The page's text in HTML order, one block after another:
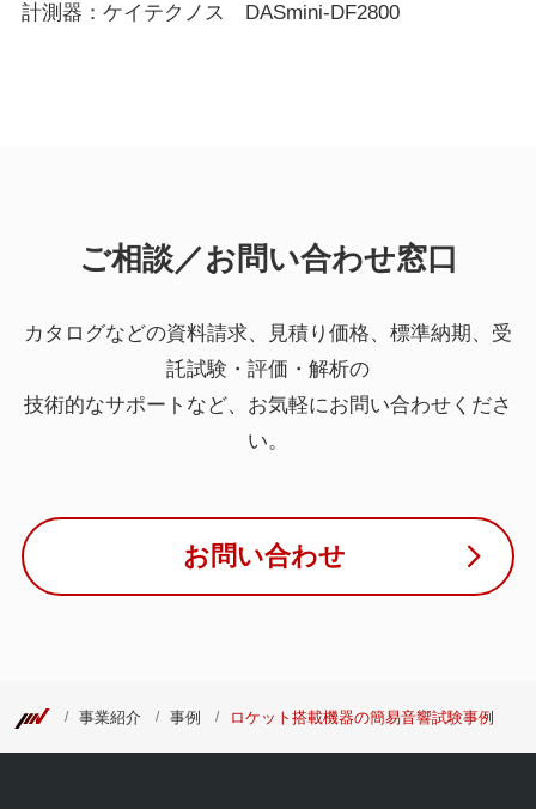
計測器：ケイテクノス DASmini-DF2800
ご相談／お問い合わせ窓口
カタログなどの資料請求、見積り価格、標準納期、受
託試験・評価・解析の
技術的なサポートなど、お気軽にお問い合わせくださ
い。
お問い合わせ
事業紹介 事例 ロケット搭載機器の簡易音響試験事例